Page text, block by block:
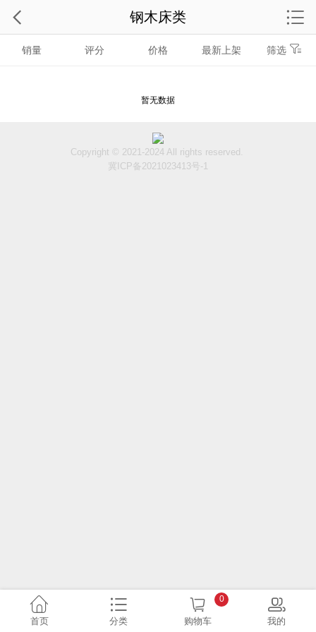
销量 评分 价格 最新上架 筛选
暂无数据
钢木床类
Copyright © 2021-2024 All rights reserved.
冀ICP备2021023413号-1
首页 分类 购物车
0
我的